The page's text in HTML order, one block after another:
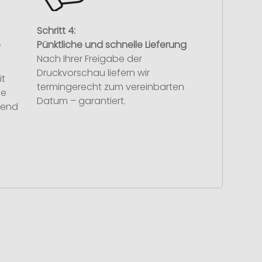
Schritt 4:
Pünktliche und schnelle Lieferung
Nach Ihrer Freigabe der
Druckvorschau liefern wir
termingerecht zum vereinbarten
Datum – garantiert.